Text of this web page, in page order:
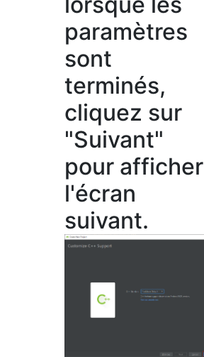
paramètres
sont
terminés,
cliquez sur
"Suivant"
pour afficher
l'écran
suivant.